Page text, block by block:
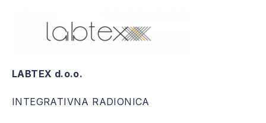
LABTEX d.o.o.
INTEGRATIVNA RADIONICA